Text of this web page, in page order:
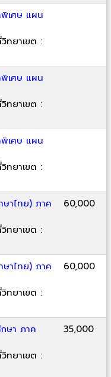
เศษ แผน
ทยาเขต :
เศษ แผน
ทยาเขต :
เศษ แผน
ทยาเขต :
าไทย) ภาค
ทยาเขต :
60,000
าไทย) ภาค
ทยาเขต :
60,000
ษา ภาค
ทยาเขต :
35,000